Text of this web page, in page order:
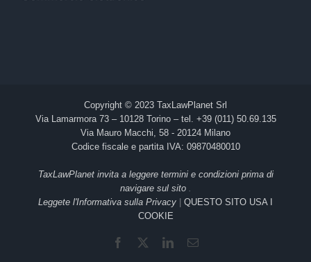
Copyright © 2023 TaxLawPlanet Srl
Via Lamarmora 73 – 10128 Torino – tel. +39 (011) 50.69.135
Via Mauro Macchi, 58 - 20124 Milano
Codice fiscale e partita IVA: 09870480010
TaxLawPlanet invita a leggere termini e condizioni prima di
navigare sul sito
Leggete l'Informativa sulla Privacy
QUESTO SITO USA I
COOKIE
Facebook LinkedInEmail